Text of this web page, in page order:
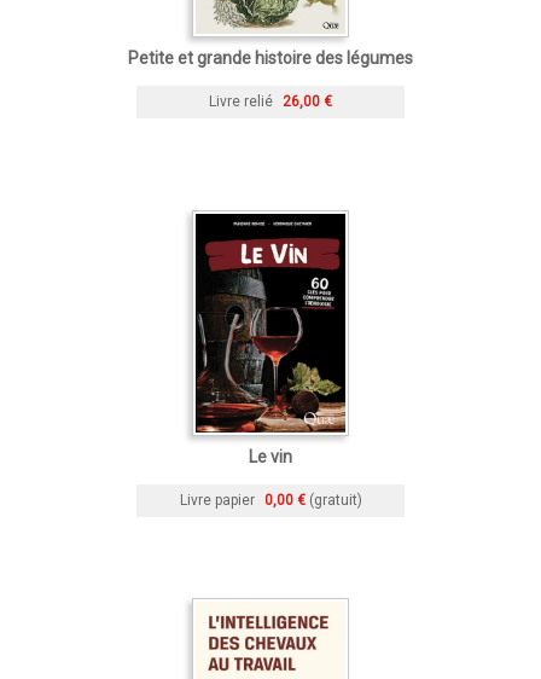
Petite et grande histoire des légumes
Livre relié 26,00 €
Le vin
Livre papier 0,00 € (gratuit)